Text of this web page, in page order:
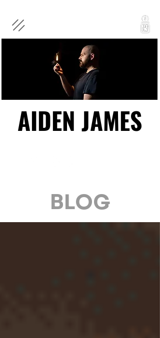
AIDEN JAMES
AIDEN JAMES
BLOG